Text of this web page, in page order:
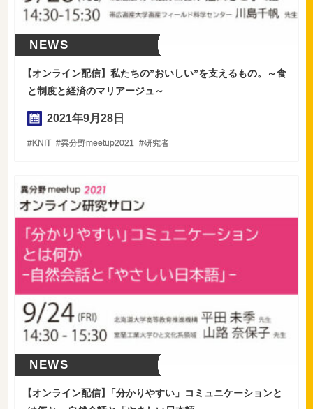
NEWS
【オンライン配信】私たちの”おいしい”を支えるもの。～食
と制度と経済のマリアージュ～
2021年9月 28日
KNIT 異分野meetup2021 研究者
NEWS
【オンライン配信】
「分かりやすい」コミュニケーションと